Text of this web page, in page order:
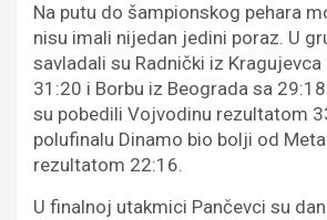
Na putu do šampionskog pehara
nisu imali nijedan jedini poraz. U
savladali su Radnički iz
31:20 i Borbu iz Beograda sa
su pobedili Vojvodinu rezultatom
polufinalu Dinamo bio bolji od
rezultatom 22:16.
U finalnoj utakmici Pančevci su